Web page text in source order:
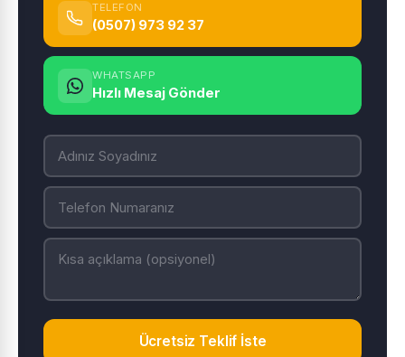
TELEFON
(0507) 973 92 37
WHATSAPP
Hızlı Mesaj Gönder
Ücretsiz Teklif İste